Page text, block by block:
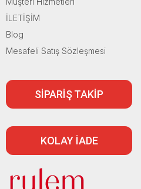
İLETİŞİM
Blog
Mesafeli Satış Sözleşmesi
SİPARİŞ TAKİP
KOLAY İADE